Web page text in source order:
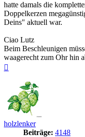
hatte damals die
Doppelkerzen
Deins" aktuell war.
Ciao Lutz
Beim Beschleunigen
waagerecht zum Ohr hin
holzlenker
Beiträge: 4148